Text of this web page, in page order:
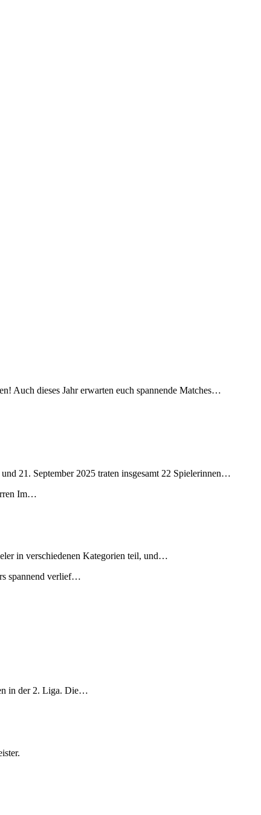
Auch dieses Jahr erwarten euch spannende Matches…
21. September 2025 traten insgesamt 22 Spielerinnen…
Im…
in verschiedenen Kategorien teil, und…
spannend verlief…
in der 2. Liga. Die…